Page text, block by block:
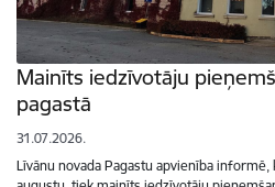
Mainīts iedzīvotāju
pagastā
31.07.2026.
Līvānu novada Pagastu apvienība informē,